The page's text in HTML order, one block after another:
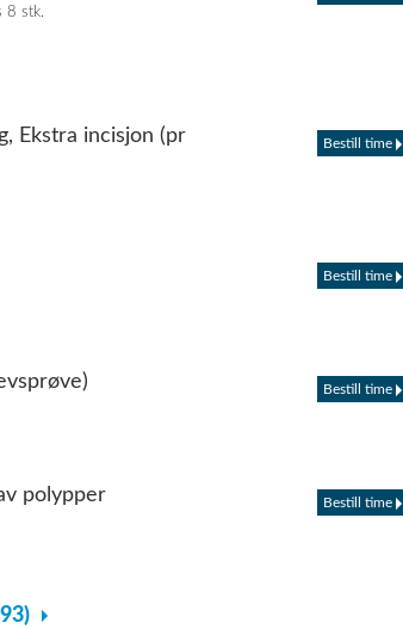
8 stk.
Ekstra incisjon (pr
Bestill time
Bestill time
Bestill time
polypper Bestill time